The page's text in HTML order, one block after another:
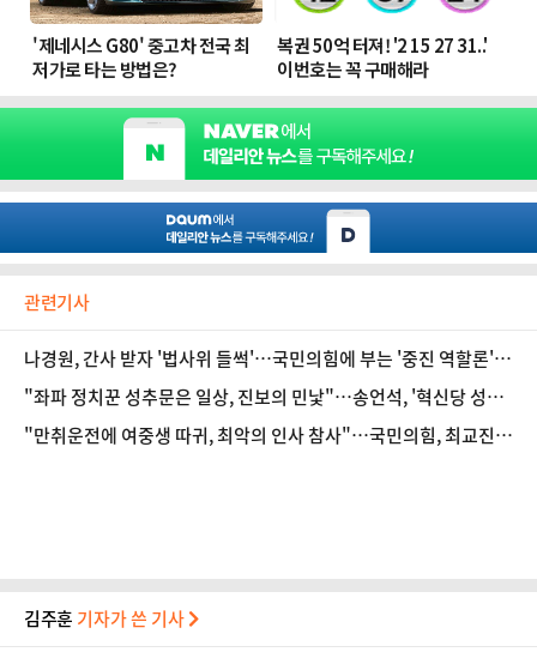
관련기사
나경원, 간사 받자 '법사위 들썩'…국민의힘에 부는 '중진 역할론'
[정국 기상대]
"좌파 정치꾼 성추문은 일상, 진보의 민낯"…송언석, '혁신당 성비
위 파문'에 일갈
"만취운전에 여중생 따귀, 최악의 인사 참사"…국민의힘, 최교진
김주훈 기자가 쓴 기사